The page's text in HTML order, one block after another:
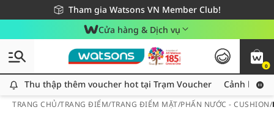
Tham gia Watsons VN Member Club!
Miễn phí giao hàng cho đơn hàng từ 249,000Đ
Giao hàng nhanh 24h - Áp dụng khu vực TP. Hồ Chí Minh
Cửa hàng & Dịch vụ
0
Thu thập thêm voucher hot tại Trạm Voucher
Thu thập thêm voucher hot tại Trạm Voucher Cảnh báo
TRANG CHỦ/TRANG ĐIỂM/TRANG ĐIỂM MẶT/PHẤN NƯỚC - CUSHION/